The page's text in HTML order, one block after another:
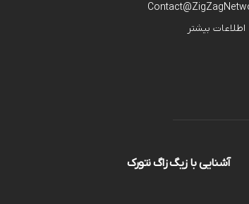
اطلاعات بیشتر
آشنایی با زیگ زاگ نتورک